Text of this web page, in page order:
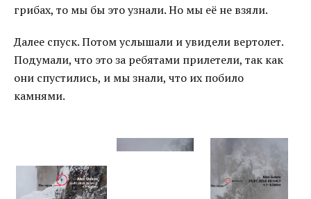
грибах, то мы бы это узнали. Но мы её не взяли.
Далее спуск. Потом услышали и увидели вертолет.
Подумали, что это за ребятами прилетели, так как
они спустились, и мы знали, что их побило
камнями.